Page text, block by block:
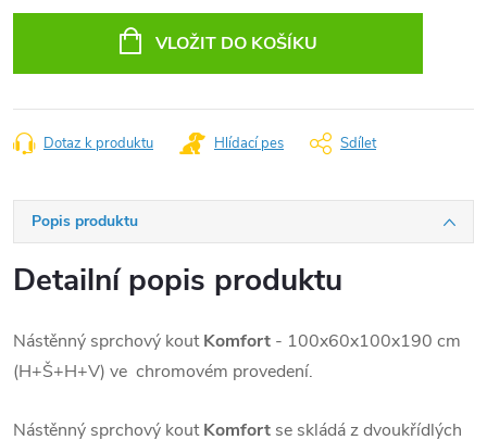
VLOŽIT DO KOŠÍKU
Dotaz k produktu Hlídací pes Sdílet
Popis produktu
Detailní popis produktu
Nástěnný sprchový koutKomfort - 100x60x100x190 cm
(H+Š+H+V) ve chromovém provedení.
Nástěnný sprchový koutKomfort se skládá z dvoukřídlých